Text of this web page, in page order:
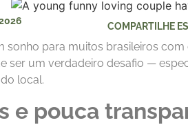
COMPARTILHE
sonho para muitos brasileiros
ser um verdadeiro desafio —
local.
e pouca